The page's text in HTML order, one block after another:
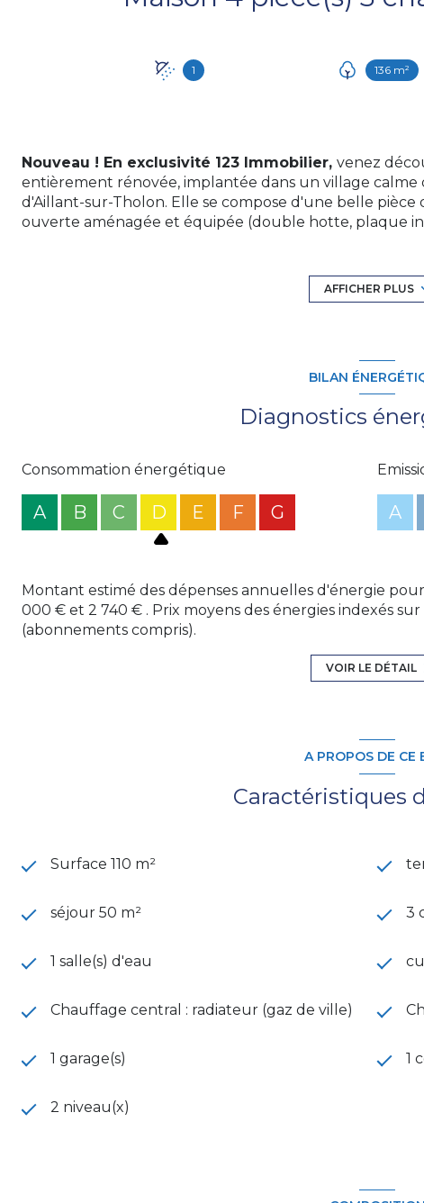
1 136 m²
Nouveau ! En exclusivité 123 Immobilier, venez
entièrement rénovée, implantée dans un village calme
d'Aillant-sur-Tholon. Elle se compose d'une belle pièce
ouverte aménagée et équipée (double hotte, plaque
N'hésitez pas à me contacter pour tous
Tél. : 06.13.92.28.09 Agent Commercial immatriculé au
AFFICHER PLUS
BILAN
Diagnostics
Consommation énergétique
A B C D E F G A
Montant estimé des dépenses annuelles d'énergie
000 € et 2 740 € . Prix moyens des énergies indexés
(abonnements compris).
VOIR LE DÉTAIL
A PROPOS DE CE
Caractéristiques
Surface 110 m²
séjour 50 m² 3
1 salle(s) d'eau
Chauffage central : radiateur (gaz de ville)
1 garage(s) 1
2 niveau(x)